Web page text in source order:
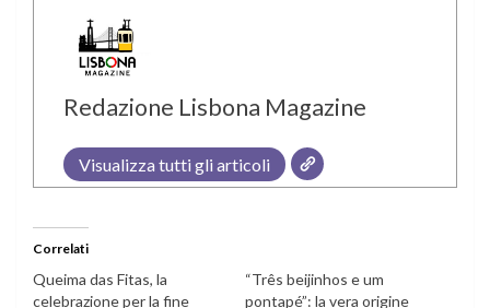
Redazione Lisbona Magazine
Visualizza tutti gli articoli
Correlati
Queima das Fitas, la
celebrazione per la fine
“Três beijinhos e um
pontapé”: la vera origine